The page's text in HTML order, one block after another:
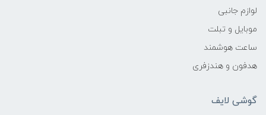
لوازم جانبی
موبایل و تبلت
ساعت هوشمند
هدفون و هندزفری
گوشی لایف